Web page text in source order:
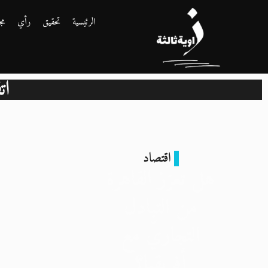
الرئيسية تحقيق رأي
اقتصاد